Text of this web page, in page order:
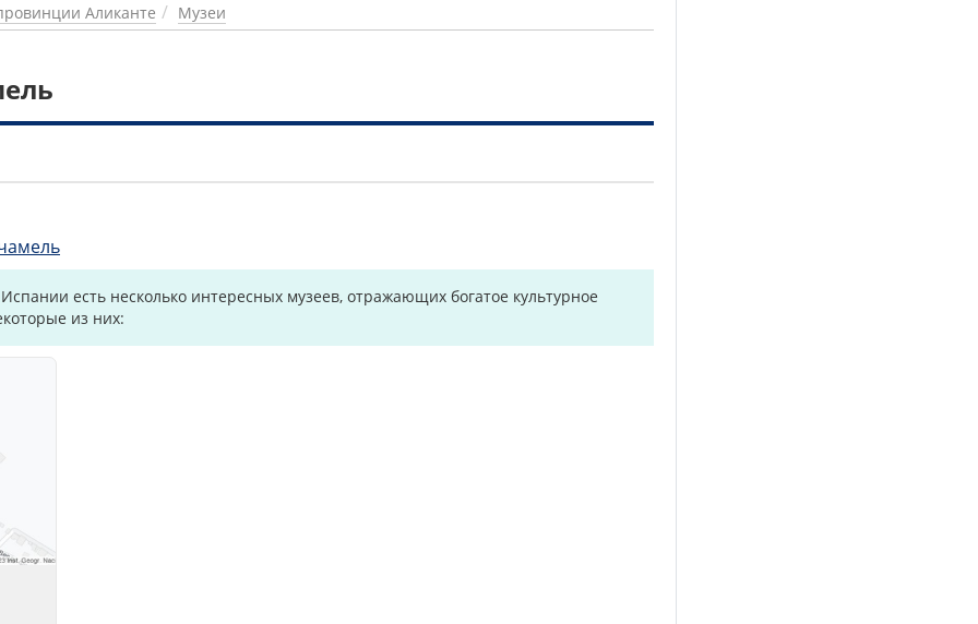
Аликанте Музеи
есть несколько интересных музеев, отражающих богатое культурное
из них: